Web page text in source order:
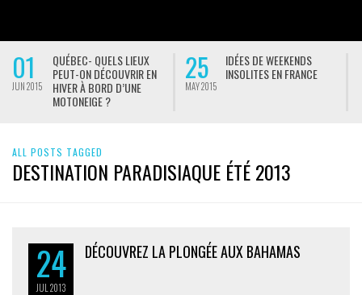
01
JUN 2015
QUÉBEC- QUELS LIEUX
PEUT-ON DÉCOUVRIR EN
HIVER À BORD D’UNE
MOTONEIGE ?
25
MAY 2015
IDÉES DE WEEKENDS
INSOLITES EN FRANCE
ALL POSTS TAGGED
DESTINATION PARADISIAQUE ÉTÉ 2013
24
JUL 2013
DÉCOUVREZ LA PLONGÉE AUX BAHAMAS